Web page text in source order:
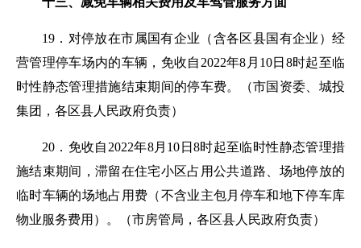
19．对停放在市属国有企业（含各区县国有企业）经
营管理停车场内的车辆，免收自2022年8月10日8时起至临
时性静态管理措施结束期间的停车费。
（市国资委、城投
集团，各区县人民政府负责）
20．免收自2022年8月10日8时起至临时性静态管理措
施结束期间，滞留在住宅小区占用公共道路、场地停放的
临时车辆的场地占用费（不含业主包月停车和地下停车库
物业服务费用）。
（市房管局，各区县人民政府负责）